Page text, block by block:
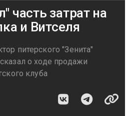
часть затрат на
и Витселя
питерского "Зенита"
о ходе продажи
клуба